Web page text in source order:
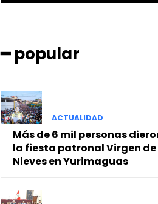
━ popular
ACTUALIDAD
Más de 6 mil personas
la fiesta patronal Virgen de
Nieves en Yurimaguas